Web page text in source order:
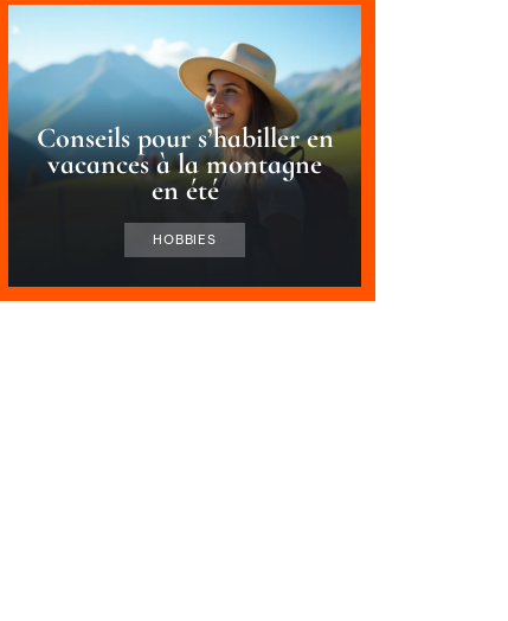
Conseils pour s’habiller en
vacances à la montagne
en été
HOBBIES